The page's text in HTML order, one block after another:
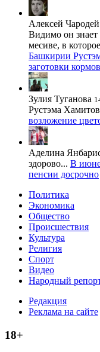
Алексей Чародей
Видимо он знает
месиве, в
Башкирии
заготовки кормов
Зулия Туганова
Рустэма
возложение
Аделина
здорово... В
пенсии досрочно
Политика
Экономика
Общество
Происшествия
Культура
Религия
Спорт
Видео
Народный
Редакция
Реклама на сайте
18+